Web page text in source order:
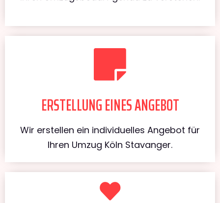
ERSTELLUNG EINES ANGEBOT
Wir erstellen ein individuelles Angebot für
Ihren Umzug Köln Stavanger.